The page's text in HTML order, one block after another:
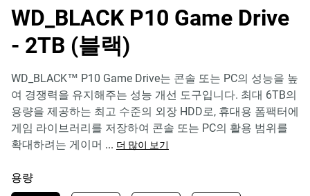
WD_BLACK P10 Game Drive
- 2TB (블랙)
WD_BLACK™ P10 Game Drive는 콘솔 또는 PC의 성능을 높
여 경쟁력을 유지해주는 성능 개선 도구입니다. 최대 6TB의
용량을 제공하는 최고 수준의 외장 HDD로, 휴대용 폼팩터에
게임 라이브러리를 저장하여 콘솔 또는 PC의 활용 범위를
확대하려는 게이머 ... 더 많이 보기
용량